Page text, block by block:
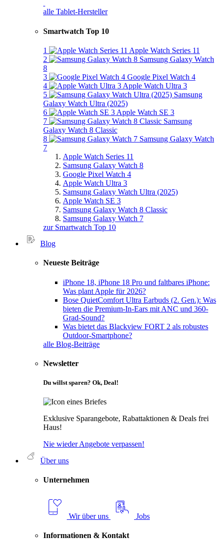
alle Tablet-Hersteller
Smartwatch Top 10
1
Apple Watch Series 11
2
Samsung Galaxy Watch
8
3
Google Pixel Watch 4
4
Apple Watch Ultra 3
5
Samsung
Galaxy Watch Ultra (2025)
6
Apple Watch SE 3
7
Samsung
Galaxy Watch 8 Classic
8
Samsung Galaxy Watch
7
Apple Watch Series 11
Samsung Galaxy Watch 8
Google Pixel Watch 4
Apple Watch Ultra 3
Samsung Galaxy Watch Ultra (2025)
Apple Watch SE 3
Samsung Galaxy Watch 8 Classic
Samsung Galaxy Watch 7
zur Smartwatch Top 10
Blog
Neueste Beiträge
iPhone 18, iPhone 18 Pro und faltbares iPhone:
Was plant Apple für 2026?
Bose QuietComfort Ultra Earbuds (2. Gen.): Was
bieten die Premium-In-Ears mit ANC und 360-
Grad-Sound?
Was bietet das Blackview FORT 2 als robustes
Outdoor-Smartphone?
alle Blog-Beiträge
Newsletter
Du willst sparen? Ok, Deal!
Exklusive Sparangebote, Rabattaktionen & Deals frei
Haus!
Nie wieder Angebote verpassen!
Über uns
Unternehmen
Wir über uns Jobs
Informationen & Kontakt